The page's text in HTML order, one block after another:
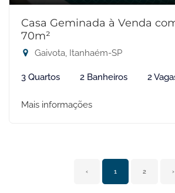
Casa Geminada à Venda
70m²
Gaivota, Itanhaém-SP
3 Quartos 2 Banheiros 2
Mais informações
‹ 1 2 ›